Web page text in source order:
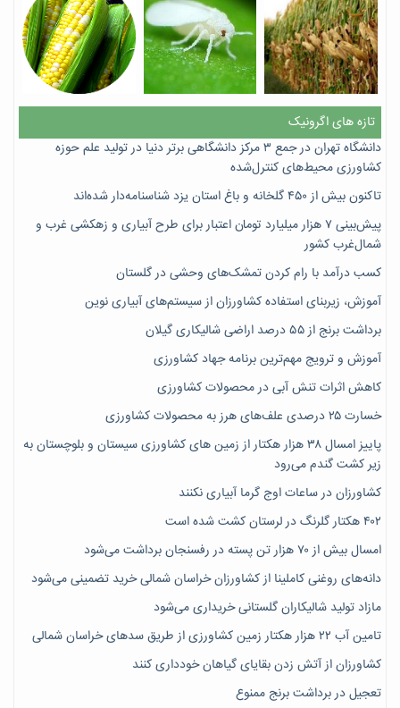
تازه های اگرونیک
دانشگاه تهران در جمع ۳ مرکز دانشگاهی برتر دنیا در تولید علم حوزه
کشاورزی محیط‌های کنترل‌شده
تاکنون بیش از ۴۵۰ گلخانه و باغ استان یزد شناسنامه‌دار شده‌اند
پیش‌بینی ۷‌ هزار میلیارد تومان اعتبار برای طرح آبیاری و زهکشی غرب و
شمال‌غرب کشور
کسب درآمد با رام کردن تمشک‌های وحشی در گلستان
آموزش، زیربنای استفاده کشاورزان از سیستم‌های آبیاری نوین
برداشت برنج از ۵۵ درصد اراضی شالیکاری گیلان
آموزش و ترویج مهم‌ترین برنامه جهاد کشاورزی
کاهش اثرات تنش آبی در محصولات کشاورزی
خسارت ۲۵ درصدی علف‌های هرز به محصولات کشاورزی
پاییز امسال ۳۸ هزار هکتار از زمین های کشاورزی سیستان و بلوچستان به
زیر کشت گندم می‌رود
کشاورزان در ساعات اوج گرما آبیاری نکنند
۴۰۲ هکتار گلرنگ در لرستان کشت شده است
امسال بیش از ۷۰ هزار تن پسته در رفسنجان برداشت می‌شود
دانه‌های روغنی کاملینا از کشاورزان خراسان شمالی خرید تضمینی می‌شود
مازاد تولید شالیکاران گلستانی خریداری می‌شود
تامین آب ۲۲ هزار هکتار زمین کشاورزی از طریق سدهای خراسان شمالی
کشاورزان از آتش زدن بقایای گیاهان خودداری کنند
تعجیل در برداشت برنج ممنوع